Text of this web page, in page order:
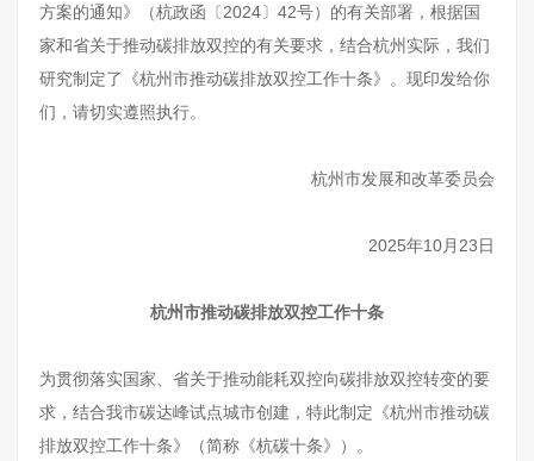
方案的通知》（杭政函〔2024〕42号）的有关部署，根据国
家和省关于推动碳排放双控的有关要求，结合杭州实际，我们
研究制定了《杭州市推动碳排放双控工作十条》。现印发给你
们，请切实遵照执行。
杭州市发展和改革委员会
2025年10月23日
杭州市推动碳排放双控工作十条
为贯彻落实国家、省关于推动能耗双控向碳排放双控转变的要
求，结合我市碳达峰试点城市创建，特此制定《杭州市推动碳
排放双控工作十条》（简称《杭碳十条》）。